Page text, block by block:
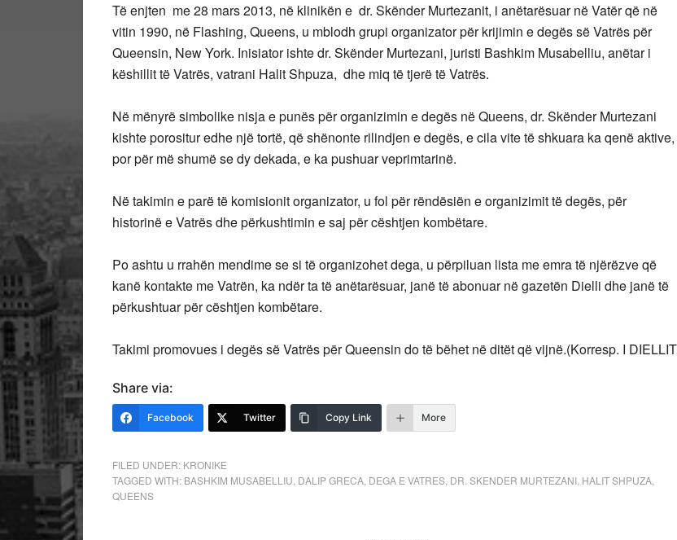
Të enjten me 28 mars 2013, në klinikën e dr. Skënder Murtezanit, i anëtarësuar në Vatër që në
vitin 1990, në Flashing, Queens, u mblodh grupi organizator për krijimin e degës së Vatrës për
Queensin, New York. Inisiator ishte dr. Skënder Murtezani, juristi Bashkim Musabelliu, anëtar i
këshillit të Vatrës, vatrani Halit Shpuza, dhe miq të tjerë të Vatrës.
Në mënyrë simbolike nisja e punës për organizimin e degës në Queens, dr. Skënder Murtezani
kishte porositur edhe një tortë, që shënonte rilindjen e degës, e cila vite të shkuara ka qenë aktive,
por për më shumë se dy dekada, e ka pushuar veprimtarinë.
Në takimin e parë të komisionit organizator, u fol për rëndësiën e organizimit të degës, për
historinë e Vatrës dhe përkushtimin e saj për cështjen kombëtare.
Po ashtu u rrahën mendime se si të organizohet dega, u përpiluan lista me emra të njërëzve që
kanë kontakte me Vatrën, ka ndër ta të anëtarësuar, janë të abonuar në gazetën Dielli dhe janë të
përkushtuar për cështjen kombëtare.
Takimi promovues i degës së Vatrës për Queensin do të bëhet në ditët që vijnë.(Korresp. I
Share via:
Facebook Twitter Copy Link More
FILED UNDER: KRONIKE
TAGGED WITH: BASHKIM MUSABELLIU DALIP GRECA DEGA E VATRES DR. SKENDER MURTEZANI HALIT SHPUZA
QUEENS